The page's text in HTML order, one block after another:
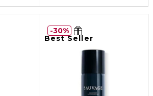
Best Seller
30%